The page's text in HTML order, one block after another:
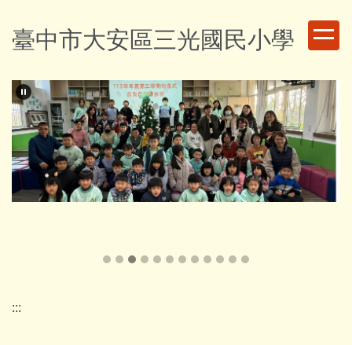
到
主
內
容
區
臺中市大安區三光國民小學
:::